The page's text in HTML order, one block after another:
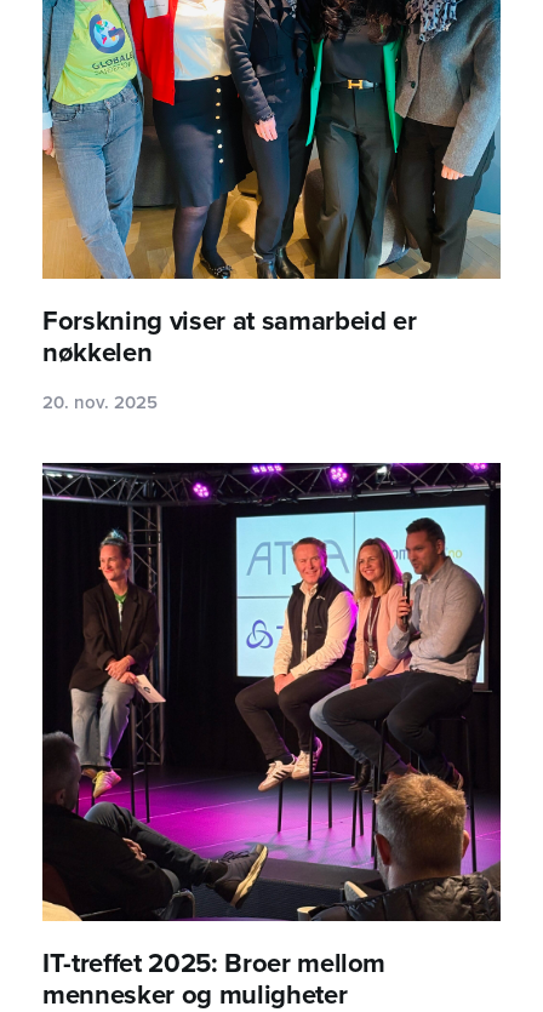
Forskning viser at samarbeid er
nøkkelen
20. nov. 2025
IT-treffet 2025: Broer mellom
mennesker og muligheter